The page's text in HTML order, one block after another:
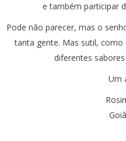
e também participar
Pode não parecer, mas o
tanta gente. Mas sutil,
diferentes
Um